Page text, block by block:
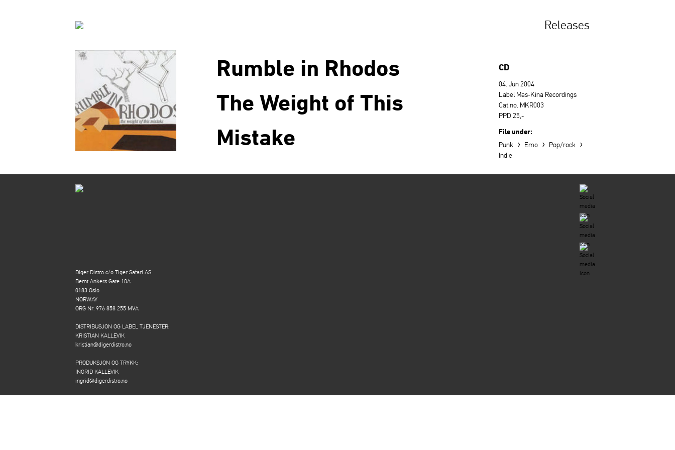
Releases
Rumble in Rhodos
The Weight of This
Mistake
CD
04. Jun 2004
Label Mas-Kina Recordings
Cat.no. MKR003
PPD 25,-
File under:
Punk › Emo › Pop/rock ›
Indie
Diger Distro c/o Tiger Safari AS
Bernt Ankers Gate 10A
0183 Oslo
NORWAY
ORG Nr. 976 858 255 MVA
DISTRIBUSJON OG LABEL TJENESTER:
KRISTIAN KALLEVIK
kristian@digerdistro.no
PRODUKSJON OG TRYKK:
INGRID KALLEVIK
ingrid@digerdistro.no